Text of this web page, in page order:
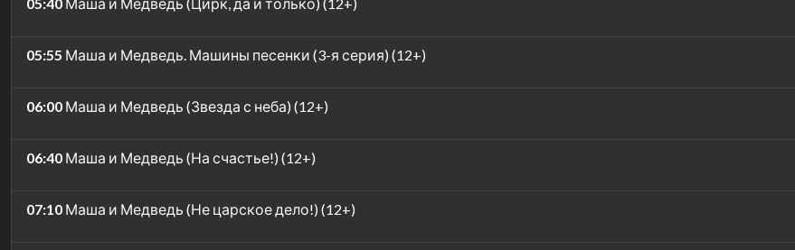
05:55 Маша и Медведь. Машины песенки (3-я серия) (12+)
06:00 Маша и Медведь (Звезда с неба) (12+)
06:40 Маша и Медведь (На счастье!) (12+)
07:10 Маша и Медведь (Не царское дело!) (12+)